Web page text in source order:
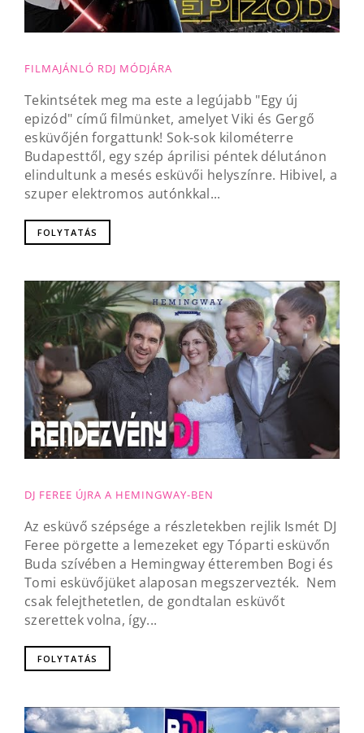
FILMAJÁNLÓ RDJ MÓDJÁRA
Tekintsétek meg ma este a legújabb "Egy új
epizód" című filmünket, amelyet Viki és Gergő
esküvőjén forgattunk! Sok-sok kilométerre
Budapesttől, egy szép áprilisi péntek délutánon
elindultunk a mesés esküvői helyszínre. Hibivel, a
szuper elektromos autónkkal...
FOLYTATÁS
DJ FEREE ÚJRA A HEMINGWAY-BEN
Az esküvő szépsége a részletekben rejlik Ismét DJ
Feree pörgette a lemezeket egy Tóparti esküvőn
Buda szívében a Hemingway étteremben Bogi és
Tomi esküvőjüket alaposan megszervezték. Nem
csak felejthetetlen, de gondtalan esküvőt
szerettek volna, így...
FOLYTATÁS